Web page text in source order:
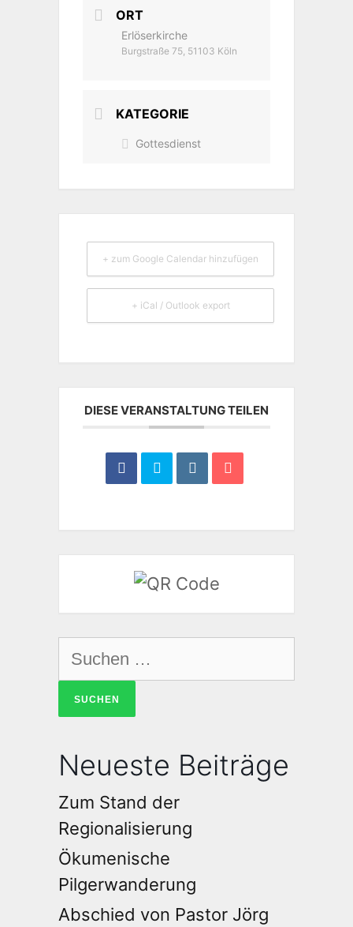
ORT
Erlöserkirche
Burgstraße 75, 51103 Köln
KATEGORIE
Gottesdienst
+ zum Google Calendar hinzufügen
+ iCal / Outlook export
DIESE VERANSTALTUNG TEILEN
Neueste Beiträge
Zum Stand der
Regionalisierung
Ökumenische
Pilgerwanderung
Abschied von Pastor Jörg